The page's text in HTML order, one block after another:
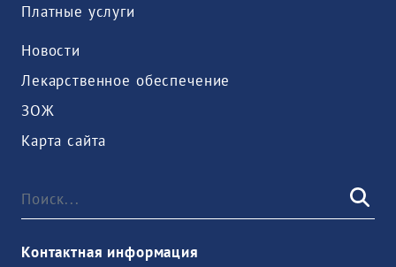
Платные услуги
Новости
Лекарственное обеспечение
ЗОЖ
Карта сайта
Контактная информация